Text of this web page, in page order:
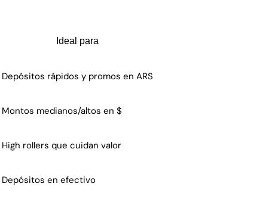
Ideal para
Depósitos rápidos y promos en ARS
Montos medianos/altos en $
High rollers que cuidan valor
Depósitos en efectivo